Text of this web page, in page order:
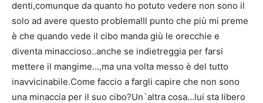
denti,comunque da quanto ho potuto vedere non sono il
solo ad avere questo problema!Il punto che più mi preme
è che quando vede il cibo manda giù le orecchie e
diventa minaccioso..anche se indietreggia per farsi
mettere il mangime…,ma una volta messo è del tutto
inavvicinabile.Come faccio a fargli capire che non sono
una minaccia per il suo cibo?Un`altra cosa…lui sta libero